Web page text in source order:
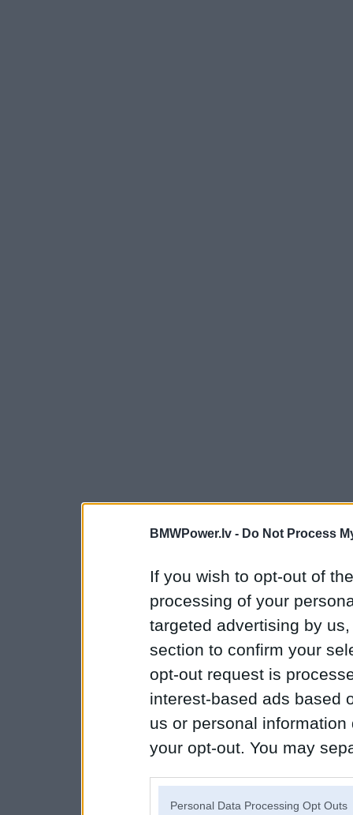
BMWPower.lv - Do Not Process
If you wish to opt-out of
processing of your
targeted advertising by
section to confirm your
opt-out request is
interest-based ads based
us or personal
your opt-out. You may
Personal Data Processing Opt Outs